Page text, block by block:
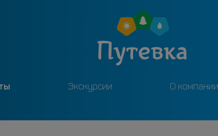
Экскурсии О компании